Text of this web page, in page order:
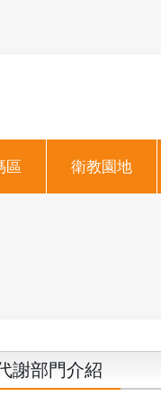
區 衛教園地
謝部門介紹